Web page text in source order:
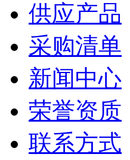
供应产品
采购清单
新闻中心
荣誉资质
联系方式